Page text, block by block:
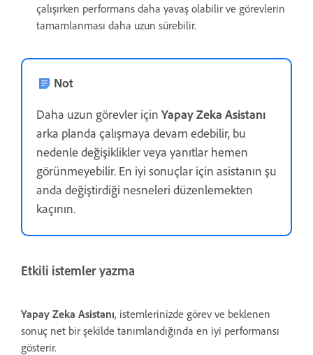
çalışırken performans daha yavaş olabilir ve görevlerin
tamamlanması daha uzun sürebilir.
Not
Daha uzun görevler için Yapay Zeka Asistanı
arka planda çalışmaya devam edebilir, bu
nedenle değişiklikler veya yanıtlar hemen
görünmeyebilir. En iyi sonuçlar için asistanın şu
anda değiştirdiği nesneleri düzenlemekten
kaçının.
Etkili istemler yazma
Yapay Zeka Asistanı, istemlerinizde görev ve beklenen
sonuç net bir şekilde tanımlandığında en iyi performansı
gösterir.